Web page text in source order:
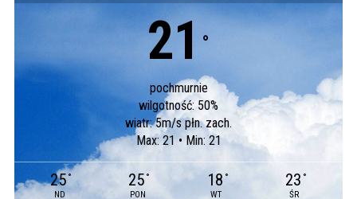
21 °
pochmurnie
wilgotność: 50%
wiatr: 5m/s płn. zach.
Max: 21 • Min: 21
25 °
ND
25 °
PON
18 °
WT
23 °
ŚR